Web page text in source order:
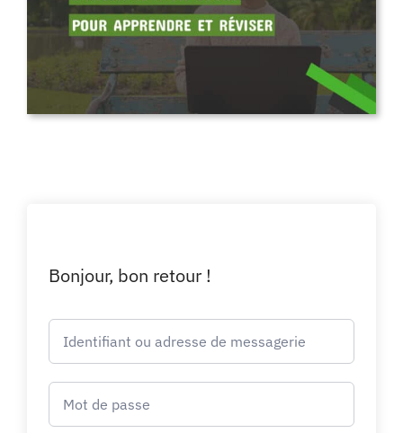
Bonjour, bon retour !